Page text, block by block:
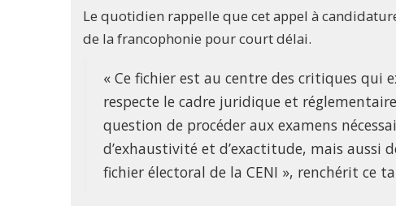
Le quotidien rappelle que cet appel à
de la francophonie pour court délai.
« Ce fichier est au centre des critiques qui
respecte le cadre juridique et
question de procéder aux examens
d’exhaustivité et d’exactitude, mais
fichier électoral de la CENI », renchérit ce